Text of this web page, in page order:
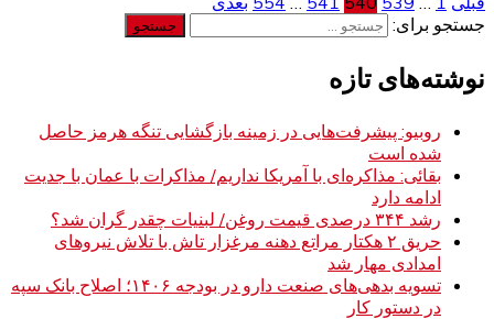
جستجو برای:
نوشته‌های تازه
روبیو: پیشرفت‌هایی در زمینه بازگشایی تنگه هرمز حاصل
شده است
بقائی: مذاکره‌ای با آمریکا نداریم/ مذاکرات با عمان با جدیت
ادامه دارد
رشد ۳۴۴ درصدی قیمت روغن/ لبنیات چقدر گران شد؟
حریق ۲ هکتار مراتع دهنه مرغزار تاش با تلاش نیروهای
امدادی مهار شد
تسویه بدهی‌های صنعت دارو در بودجه ۱۴۰۶؛ اصلاح بانک سپه
در دستور کار